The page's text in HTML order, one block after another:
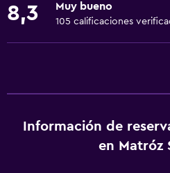
extra)
Entrada privada
8,3 Muy bueno
105 calificaciones
Información de
en Matróz